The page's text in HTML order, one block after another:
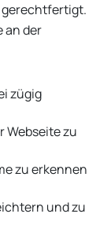
gerechtfertigt.
an der
zügig
Webseite zu
zu erkennen
und zu